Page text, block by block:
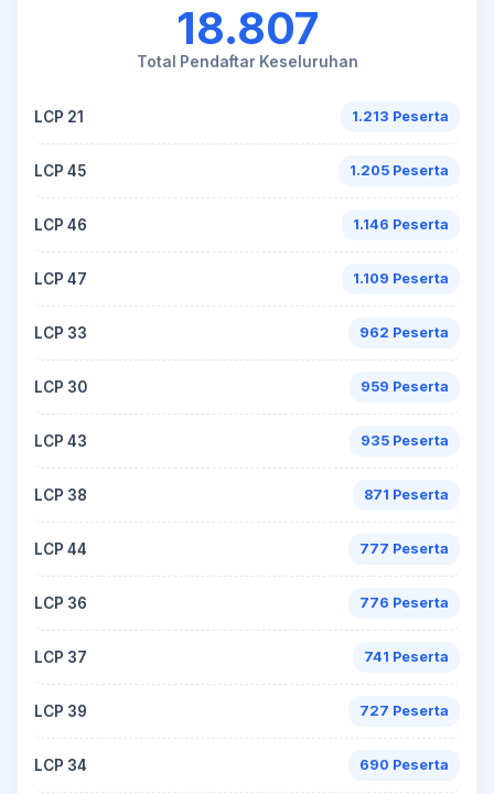
18.807
Total Pendaftar Keseluruhan
LCP 21 1.213 Peserta
LCP 45 1.205 Peserta
LCP 46 1.146 Peserta
LCP 47 1.109 Peserta
LCP 33 962 Peserta
LCP 30 959 Peserta
LCP 43 935 Peserta
LCP 38 871 Peserta
LCP 44 777 Peserta
LCP 36 776 Peserta
LCP 37 741 Peserta
LCP 39 727 Peserta
LCP 34 690 Peserta